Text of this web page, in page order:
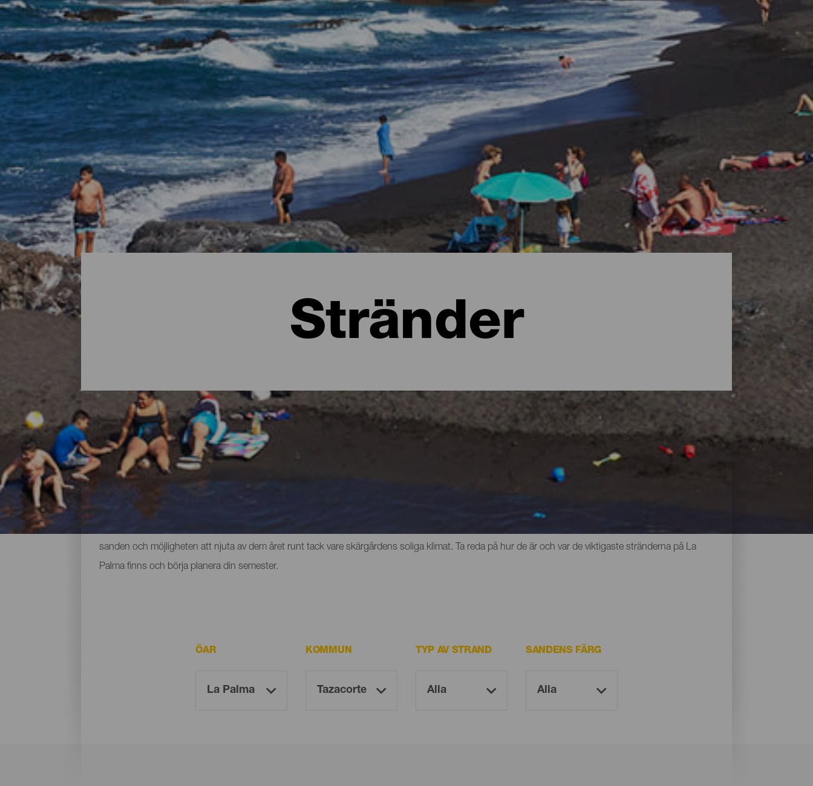
Stränder
Alla stränder på La Palma
öns natur bjuder också på överraskningar i form av stränder. Det finns urbana stränder med all service, stora stränder där du kan hitta ditt eget
sanden och möjligheten att njuta av dem året runt tack vare skärgårdens soliga klimat. Ta reda på hur de är och var de viktigaste stränderna på La
Palma finns och börja planera din semester.
ÖAR KOMMUN TYP AV STRAND SANDENS FÄRG